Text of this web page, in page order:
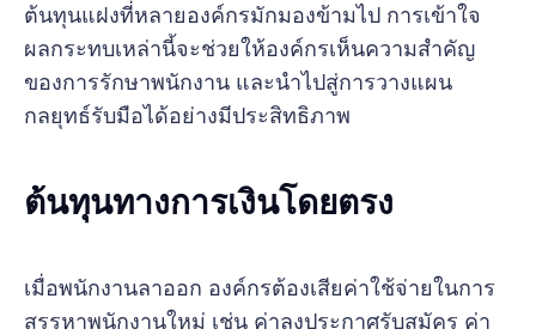
ต้นทุนแฝงที่หลายองค์กรมักมองข้ามไป การเข้าใจ
ผลกระทบเหล่านี้จะช่วยให้องค์กรเห็นความสำคัญ
ของการรักษาพนักงาน และนำไปสู่การวางแผน
กลยุทธ์รับมือได้อย่างมีประสิทธิภาพ
ต้นทุนทางการเงินโดยตรง
เมื่อพนักงานลาออก องค์กรต้องเสียค่าใช้จ่ายในการ
สรรหาพนักงานใหม่ เช่น ค่าลงประกาศรับสมัคร ค่า